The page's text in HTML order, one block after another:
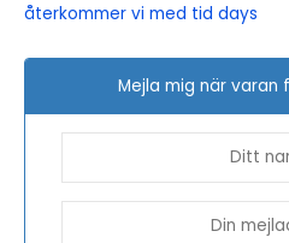
återkommer vi med tid days
Mejla mig när varan